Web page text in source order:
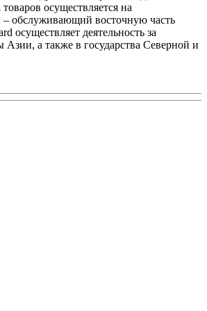
осуществляется на
– обслуживающий восточную часть
деятельность за
а также в государства Северной и